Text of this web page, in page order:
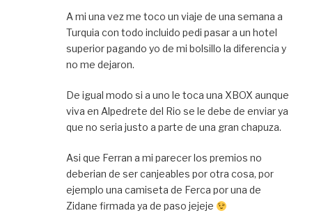
A mi una vez me toco un viaje de una semana a
Turquia con todo incluido pedi pasar a un hotel
superior pagando yo de mi bolsillo la diferencia y
no me dejaron.
De igual modo si a uno le toca una XBOX aunque
viva en Alpedrete del Rio se le debe de enviar ya
que no seria justo a parte de una gran chapuza.
Asi que Ferran a mi parecer los premios no
deberian de ser canjeables por otra cosa, por
ejemplo una camiseta de Ferca por una de
Zidane firmada ya de paso jejeje